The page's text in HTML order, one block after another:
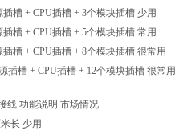
插槽 + CPU插槽 + 3个模块插槽 少用
插槽 + CPU插槽 + 5个模块插槽 常用
插槽 + CPU插槽 + 8个模块插槽 很常用
插槽 + CPU插槽 + 12个模块插槽 很常用
线 功能说明 市场情况
长 少用